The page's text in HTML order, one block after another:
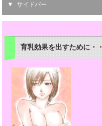
サイドバー
育乳効果を出すために・・